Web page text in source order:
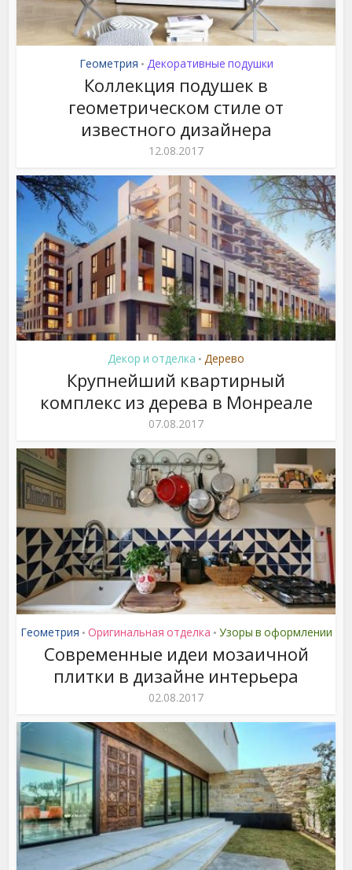
Геометрия • Декоративные подушки
Коллекция подушек в
геометрическом стиле от
известного дизайнера
12.08.2017
Декор и отделка • Дерево
Крупнейший квартирный
комплекс из дерева в Монреале
07.08.2017
Геометрия • Оригинальная отделка • Узоры в оформлении
Современные идеи мозаичной
плитки в дизайне интерьера
02.08.2017